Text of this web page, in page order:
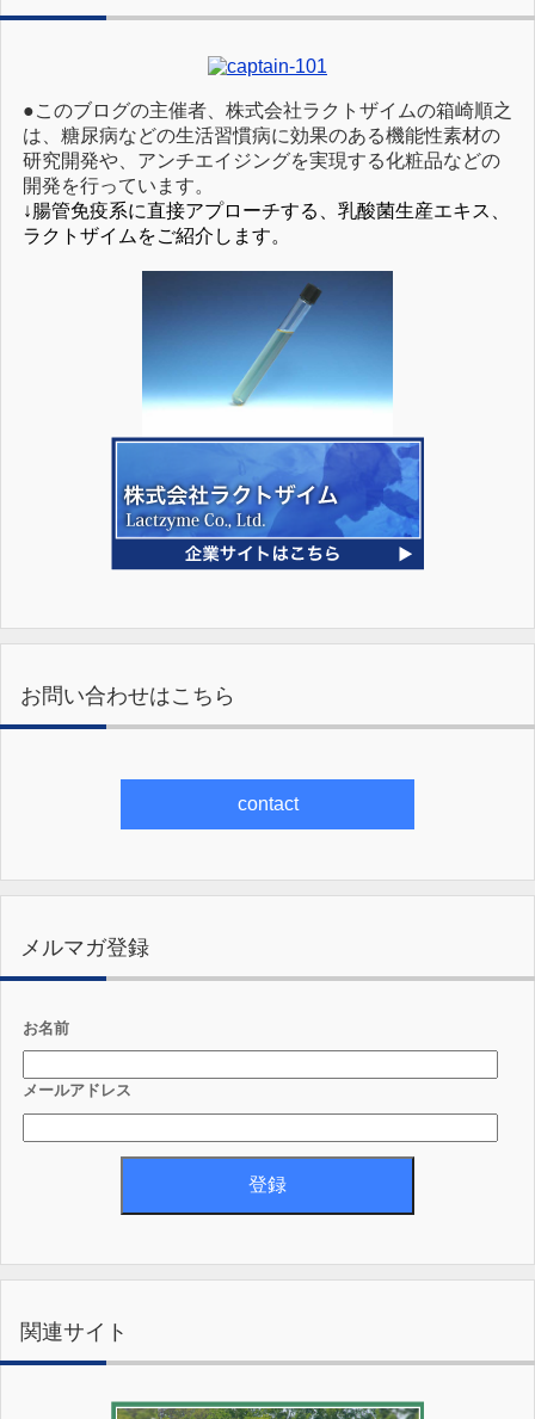
●このブログの主催者、株式会社ラクトザイムの箱崎順之
は、糖尿病などの生活習慣病に効果のある機能性素材の
研究開発や、アンチエイジングを実現する化粧品などの
開発を行っています。
↓腸管免疫系に直接アプローチする、乳酸菌生産エキス、
ラクトザイムをご紹介します。
お問い合わせはこちら
contact
メルマガ登録
お名前
メールアドレス
関連サイト